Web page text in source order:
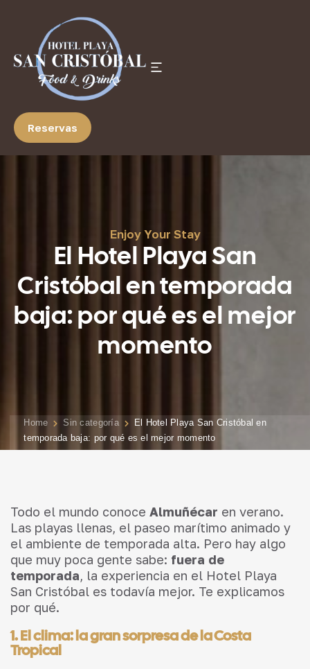
Reservas
Enjoy Your Stay
El Hotel Playa San
Cristóbal en temporada
baja: por qué es el mejor
momento
Home Sin categoría
El Hotel Playa San Cristóbal en
temporada baja: por qué es el mejor momento
Todo el mundo conoce Almuñécar en verano.
Las playas llenas, el paseo marítimo animado y
el ambiente de temporada alta. Pero hay algo
que muy poca gente sabe: fuera de
temporada, la experiencia en el Hotel Playa
San Cristóbal es todavía mejor. Te explicamos
por qué.
1. El clima: la gran sorpresa de la Costa
Tropical